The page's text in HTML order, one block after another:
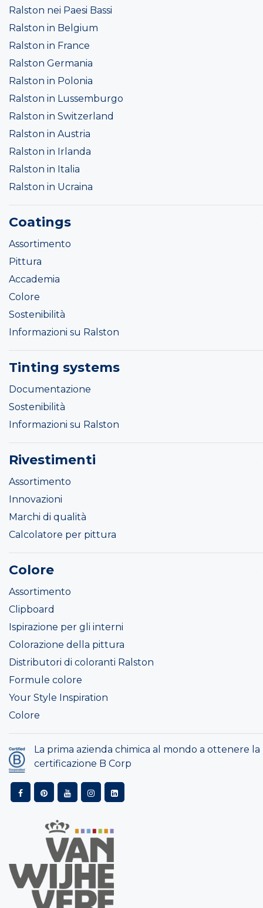
Ralston nei Paesi Bassi
Ralston in Belgium
Ralston in France
Ralston Germania
Ralston in Polonia
Ralston in Lussemburgo
Ralston in Switzerland
Ralston in Austria
Ralston in Irlanda
Ralston in Italia
Ralston in Ucraina
Coatings
Assortimento
Pittura
Accademia
Colore
Sostenibilità
Informazioni su Ralston
Tinting systems
Documentazione
Sostenibilità
Informazioni su Ralston
Rivestimenti
Assortimento
Innovazioni
Marchi di qualità
Calcolatore per pittura
Colore
Assortimento
Clipboard
Ispirazione per gli interni
Colorazione della pittura
Distributori di coloranti Ralston
Formule colore
Your Style Inspiration
Colore
La prima azienda chimica al mondo a ottenere la
certificazione B Corp